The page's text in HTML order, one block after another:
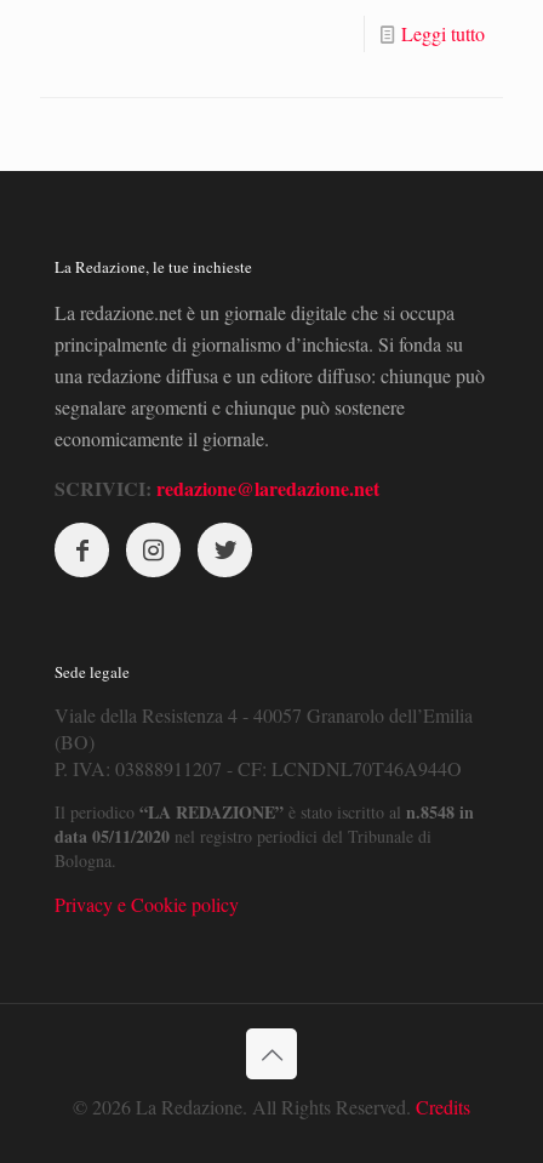
Leggi tutto
La Redazione, le tue inchieste
La redazione.net è un giornale digitale che si occupa
principalmente di giornalismo d’inchiesta. Si fonda su
una redazione diffusa e un editore diffuso: chiunque può
segnalare argomenti e chiunque può sostenere
economicamente il giornale.
SCRIVICI: redazione@laredazione.net
Sede legale
Viale della Resistenza 4 - 40057 Granarolo dell’Emilia
(BO)
P. IVA: 03888911207 - CF: LCNDNL70T46A944O
Il periodico “LA REDAZIONE” è stato iscritto al n.8548 in
data 05/11/2020 nel registro periodici del Tribunale di
Bologna.
Privacy e Cookie policy
© 2026 La Redazione. All Rights Reserved. Credits